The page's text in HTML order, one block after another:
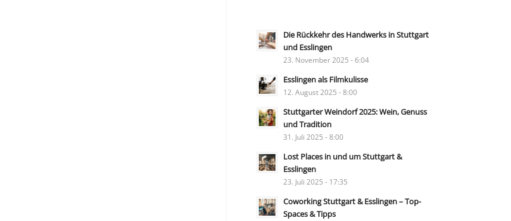
Die Rückkehr des Handwerks in Stuttgart
und Esslingen
23. November 2025 - 6:04
Esslingen als Filmkulisse
12. August 2025 - 8:00
Stuttgarter Weindorf 2025: Wein, Genuss
und Tradition
31. Juli 2025 - 8:00
Lost Places in und um Stuttgart &
Esslingen
23. Juli 2025 - 17:35
Coworking Stuttgart & Esslingen – Top-
Spaces & Tipps